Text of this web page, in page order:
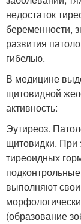
недостаток
беременности,
развития
гибелью.
В медицине
щитовидной
активность:
Эутиреоз.
щитовидки. При
тиреоидных
выполняют
(образование